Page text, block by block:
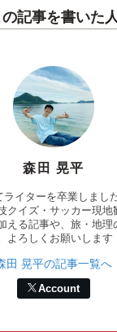
の記事を書いた
森田 晃平
ライターを卒業しまし
クイズ・サッカー現地
える記事や、旅・地理
よろしくお願いします
田 晃平の記事一覧へ
Account